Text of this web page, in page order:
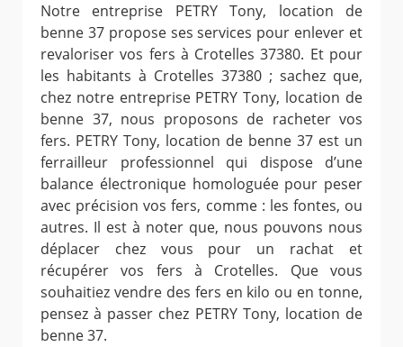
Notre entreprise PETRY Tony, location de
benne 37 propose ses services pour enlever et
revaloriser vos fers à Crotelles 37380. Et pour
les habitants à Crotelles 37380 ; sachez que,
chez notre entreprise PETRY Tony, location de
benne 37, nous proposons de racheter vos
fers. PETRY Tony, location de benne 37 est un
ferrailleur professionnel qui dispose d’une
balance électronique homologuée pour peser
avec précision vos fers, comme : les fontes, ou
autres. Il est à noter que, nous pouvons nous
déplacer chez vous pour un rachat et
récupérer vos fers à Crotelles. Que vous
souhaitiez vendre des fers en kilo ou en tonne,
pensez à passer chez PETRY Tony, location de
benne 37.